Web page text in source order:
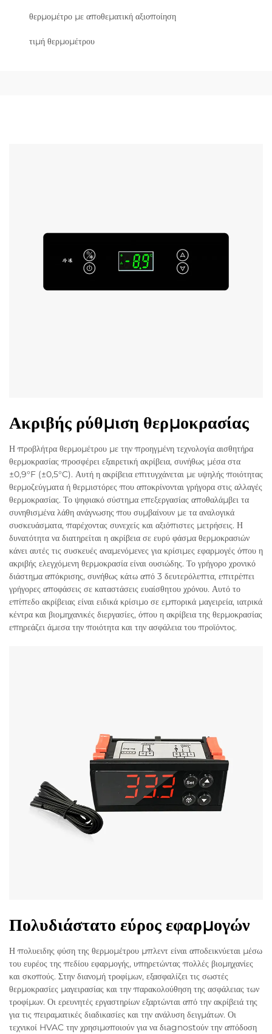
θερμομέτρο με αποθεματική αξιοποίηση
τιμή θερμομέτρου
Ακριβής ρύθμιση θερμοκρασίας
Η προβλήτρα θερμομέτρου με την προηγμένη τεχνολογία αισθητήρα
θερμοκρασίας προσφέρει εξαιρετική ακρίβεια, συνήθως μέσα στα
±0,9°F (±0,5°C). Αυτή η ακρίβεια επιτυγχάνεται με υψηλής ποιότητας
θερμοζεύγματα ή θερμιστόρες που αποκρίνονται γρήγορα στις αλλαγές
θερμοκρασίας. Το ψηφιακό σύστημα επεξεργασίας αποθαλάμβει τα
συνηθισμένα λάθη ανάγνωσης που συμβαίνουν με τα αναλογικά
συσκευάσματα, παρέχοντας συνεχείς και αξιόπιστες μετρήσεις. Η
δυνατότητα να διατηρείται η ακρίβεια σε ευρύ φάσμα θερμοκρασιών
κάνει αυτές τις συσκευές αναμενόμενες για κρίσιμες εφαρμογές όπου η
ακριβής ελεγχόμενη θερμοκρασία είναι ουσιώδης. Το γρήγορο χρονικό
διάστημα απόκρισης, συνήθως κάτω από 3 δευτερόλεπτα, επιτρέπει
γρήγορες αποφάσεις σε καταστάσεις ευαίσθητου χρόνου. Αυτό το
επίπεδο ακρίβειας είναι ειδικά κρίσιμο σε εμπορικά μαγειρεία, ιατρικά
κέντρα και βιομηχανικές διεργασίες, όπου η ακρίβεια της θερμοκρασίας
επηρεάζει άμεσα την ποιότητα και την ασφάλεια του προϊόντος.
Πολυδιάστατο εύρος εφαρμογών
Η πολυειδης φύση της θερμομέτρου μπλεντ είναι αποδεικνύεται μέσω
του ευρέος της πεδίου εφαρμογής, υπηρετώντας πολλές βιομηχανίες
και σκοπούς. Στην διανομή τροφίμων, εξασφαλίζει τις σωστές
θερμοκρασίες μαγειρασίας και την παρακολούθηση της ασφάλειας των
τροφίμων. Οι ερευνητές εργαστηρίων εξαρτώνται από την ακρίβειά της
για τις πειραματικές διαδικασίες και την ανάλυση δειγμάτων. Οι
τεχνικοί HVAC την χρησιμοποιούν για να διagnostούν την απόδοση